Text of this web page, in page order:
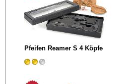
Pfeifen Reamer S 4 Köpfe